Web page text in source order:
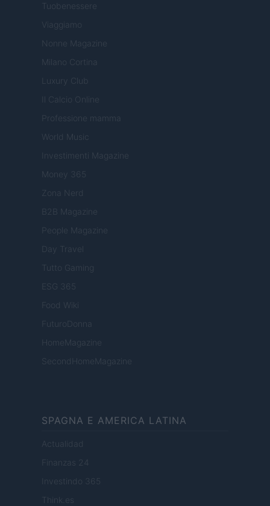
Tuobenessere
Viaggiamo
Nonne Magazine
Milano Cortina
Luxury Club
Il Calcio Online
Professione mamma
World Music
Investimenti Magazine
Money 365
Zona Nerd
B2B Magazine
People Magazine
Day Travel
Tutto Gaming
ESG 365
Food Wiki
FuturoDonna
HomeMagazine
SecondHomeMagazine
SPAGNA E AMERICA LATINA
Actualidad
Finanzas 24
Investindo 365
Think.es